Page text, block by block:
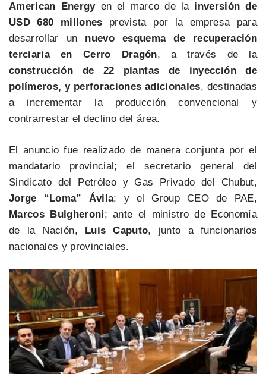
American Energyen el marco de lainversión de
USD 680 millones prevista por la empresa para
desarrollar un nuevo esquema de recuperación
terciaria en Cerro Dragón, a través de la
construcción de 22 plantas de inyección de
polímeros, y perforaciones adicionales, destinadas
a incrementar la producción convencional y
contrarrestar el declino del área.
El anuncio fue realizado de manera conjunta por el
mandatario provincial; el secretario general del
Sindicato del Petróleo y Gas Privado del Chubut,
Jorge “Loma” Ávila; y el Group CEO de PAE,
Marcos Bulgheroni; ante el ministro de Economía
de la Nación, Luis Caputo, junto a funcionarios
nacionales y provinciales.